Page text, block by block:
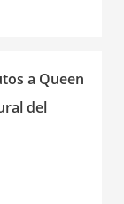
a Queen
del